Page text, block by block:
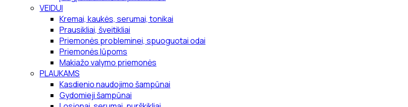
VEIDUI
Kremai, kaukės, serumai, tonikai
Prausikliai, šveitikliai
Priemonės probleminei, spuoguotai odai
Priemonės lūpoms
Makiažo valymo priemonės
PLAUKAMS
Kasdienio naudojimo šampūnai
Gydomieji šampūnai